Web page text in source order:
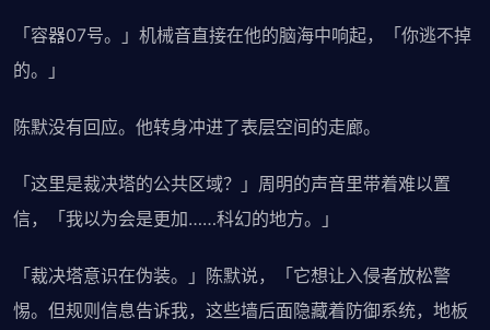
「容器07号。」机械音直接在他的脑海中响起，「你逃不掉
的。」
陈默没有回应。他转身冲进了表层空间的走廊。
「这里是裁决塔的公共区域？」周明的声音里带着难以置
信，「我以为会是更加……科幻的地方。」
「裁决塔意识在伪装。」陈默说，「它想让入侵者放松警
惕。但规则信息告诉我，这些墙后面隐藏着防御系统，地板